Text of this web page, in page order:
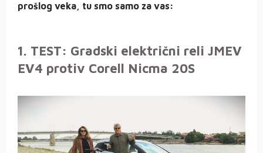
prošlog veka, tu smo samo za vas:
1. TEST: Gradski električni reli JMEV
EV4 protiv Corell Nicma 20S